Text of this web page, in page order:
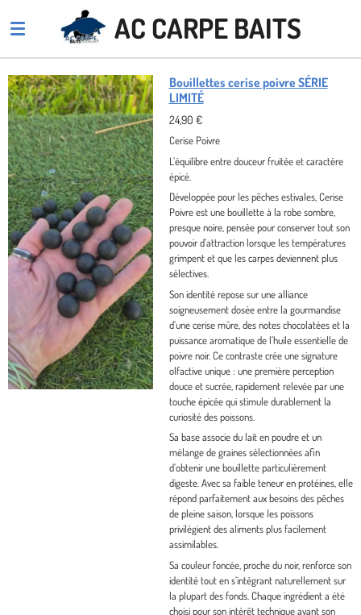
au
principal
AC CARPE BAITS
Bouillettes cerise poivre SÉRIE
LIMITÉ
24,90 €
Cerise Poivre
L’équilibre entre douceur fruitée et caractère
épicé.
Développée pour les pêches estivales, Cerise
Poivreest une bouillette à la robe sombre,
presque noire, pensée pour conserver tout son
pouvoir d’attraction lorsque les températures
grimpent et que les carpes deviennent plus
sélectives.
Son identité repose sur une alliance
soigneusement dosée entre la gourmandise
d’unecerise mûre, des noteschocolatéeset la
puissance aromatique de l’huile essentielle de
poivre noir. Ce contraste crée une signature
olfactive unique : une première perception
douce et sucrée, rapidement relevée par une
touche épicée qui stimule durablement la
curiosité des poissons.
Sa base associe du lait en poudre et un
mélange de graines sélectionnées afin
d’obtenir une bouillette particulièrement
digeste. Avec sa faible teneur en protéines, elle
répond parfaitement aux besoins des pêches
de pleine saison, lorsque les poissons
privilégient des aliments plus facilement
assimilables.
Sa couleur foncée, proche du noir, renforce son
identité tout en s’intégrant naturellement sur
la plupart des fonds. Chaque ingrédient a été
choisi pour son intérêt technique avant son